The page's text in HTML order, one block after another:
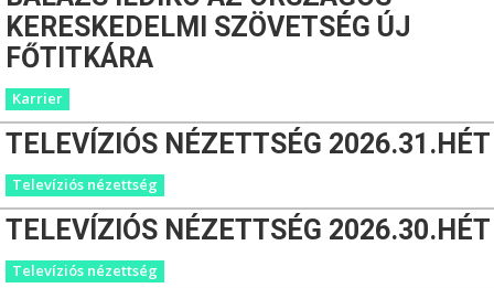
KERESKEDELMI SZÖVETSÉG ÚJ
FŐTITKÁRA
Karrier
TELEVÍZIÓS NÉZETTSÉG 2026.31.HÉT
Televíziós nézettség
TELEVÍZIÓS NÉZETTSÉG 2026.30.HÉT
Televíziós nézettség